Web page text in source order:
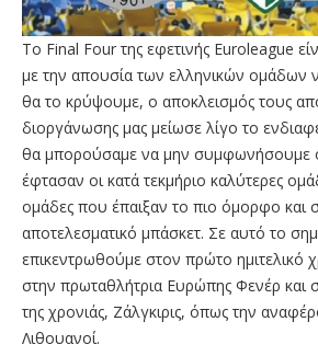
Το Final Four της εφετινής Euroleague
με την απουσία των ελληνικών ομάδων
θα το κρύψουμε, ο αποκλεισμός τους
διοργάνωσης μας μείωσε λίγο το
θα μπορούσαμε να μην συμφωνήσουμε
έφτασαν οι κατά τεκμήριο καλύτερες
ομάδες που έπαιξαν το πιο όμορφο και
αποτελεσματικό μπάσκετ. Σε αυτό το
επικεντρωθούμε στον πρώτο ημιτελικό
στην πρωταθλήτρια Ευρώπης Φενέρ και
της χρονιάς, Ζάλγκιρις, όπως την
Λιθουανοί.